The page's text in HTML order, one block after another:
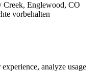
Englewood, CO
vorbehalten
analyze usage